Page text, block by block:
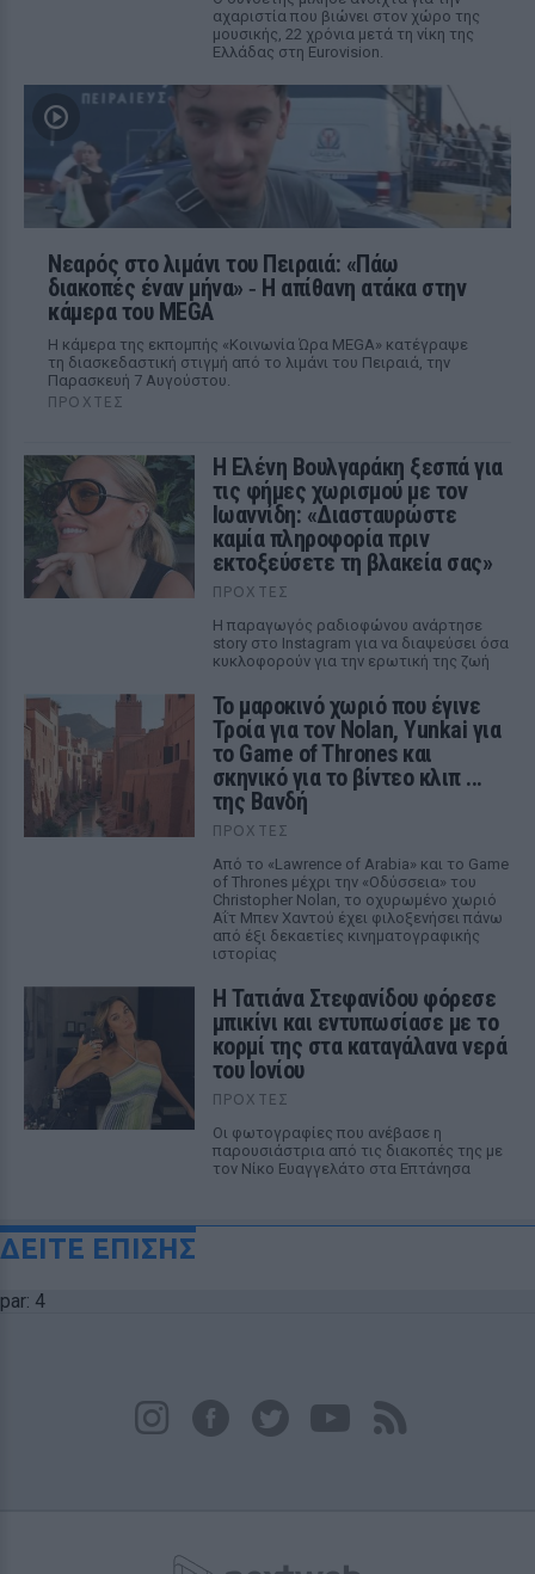
αχαριστία που βιώνει στον χώρο της
μουσικής, 22 χρόνια μετά τη νίκη της
Ελλάδας στη Eurovision.
Νεαρός στο λιμάνι του Πειραιά: «Πάω
διακοπές έναν μήνα» ‑ Η απίθανη ατάκα στην
κάμερα του MEGA
Η κάμερα της εκπομπής «Κοινωνία Ώρα MEGA» κατέγραψε
τη διασκεδαστική στιγμή από το λιμάνι του Πειραιά, την
Παρασκευή 7 Αυγούστου.
ΠΡΟΧΤΈΣ
Η Ελένη Βουλγαράκη ξεσπά για
τις φήμες χωρισμού με τον
Ιωαννίδη: «Διασταυρώστε
καμία πληροφορία πριν
εκτοξεύσετε τη βλακεία σας»
ΠΡΟΧΤΈΣ
Η παραγωγός ραδιοφώνου ανάρτησε
story στο Instagram για να διαψεύσει όσα
κυκλοφορούν για την ερωτική της ζωή
Το μαροκινό χωριό που έγινε
Τροία για τον Nolan, Yunkai για
το Game of Thrones και
σκηνικό για το βίντεο κλιπ ...
της Βανδή
ΠΡΟΧΤΈΣ
Από το «Lawrence of Arabia» και το Game
of Thrones μέχρι την «Οδύσσεια» του
Christopher Nolan, το οχυρωμένο χωριό
Αΐτ Μπεν Χαντού έχει φιλοξενήσει πάνω
από έξι δεκαετίες κινηματογραφικής
ιστορίας
Η Τατιάνα Στεφανίδου φόρεσε
μπικίνι και εντυπωσίασε με το
κορμί της στα καταγάλανα νερά
του Ιονίου
ΠΡΟΧΤΈΣ
Οι φωτογραφίες που ανέβασε η
παρουσιάστρια από τις διακοπές της με
τον Νίκο Ευαγγελάτο στα Επτάνησα
ΔΕΙΤΕ ΕΠΙΣΗΣ
par: 4